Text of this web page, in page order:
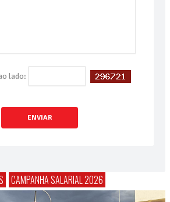
lado:
ENVIAR
CAMPANHA SALARIAL 2026